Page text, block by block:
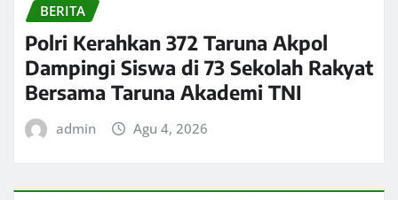
BERITA
Polri Kerahkan 372 Taruna Akpol
Dampingi Siswa di 73 Sekolah Rakyat
Bersama Taruna Akademi TNI
admin Agu 4, 2026